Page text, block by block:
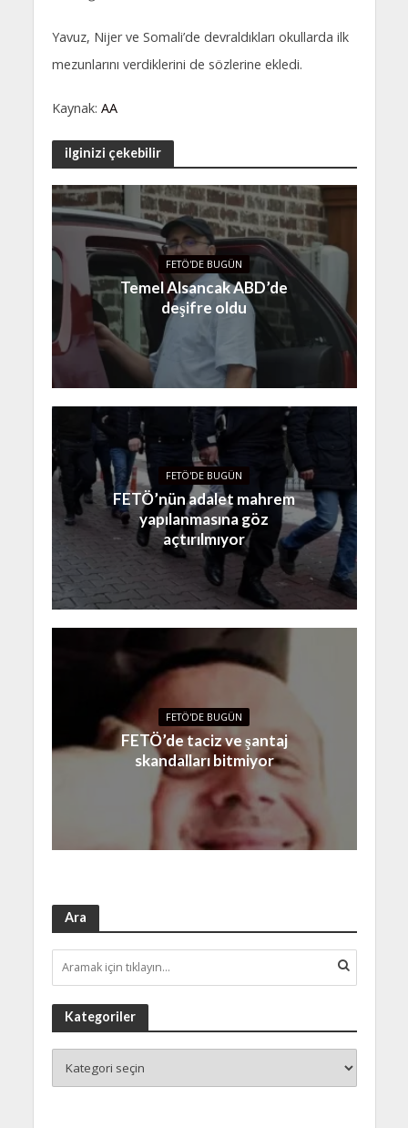
Yavuz, Nijer ve Somali’de devraldıkları okullarda ilk
mezunlarını verdiklerini de sözlerine ekledi.
Kaynak: AA
ilginizi çekebilir
FETÖ'DE BUGÜN
Temel Alsancak ABD’de
deşifre oldu
FETÖ'DE BUGÜN
FETÖ’nün adalet mahrem
yapılanmasına göz
açtırılmıyor
FETÖ'DE BUGÜN
FETÖ’de taciz ve şantaj
skandalları bitmiyor
Ara
Kategoriler